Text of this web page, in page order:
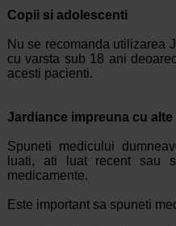
Copii si adolescenti
Nu se recomanda utilizarea
cu varsta sub 18 ani
acesti pacienti.
Jardiance impreuna cu alte
Spuneti medicului
luati, ati luat recent sau
medicamente.
Este important sa spuneti